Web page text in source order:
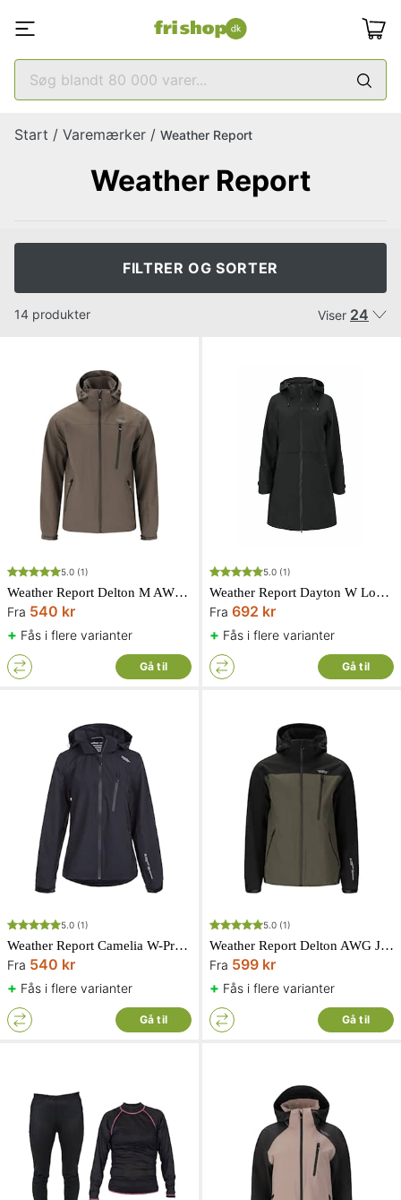
Start / Varemærker / Weather Report
Weather Report
FILTRER OG SORTER
14 produkter Viser 24
5.0 (1)
Weather Report Delton M AWG Jakke W-Pro 15000 Herre Grågrøn
Fra 540 kr
+ Fås i flere varianter
Gå til
5.0 (1)
Weather Report Dayton W Long AWG Stretch Jakke W-PRO 15000 Sort
Fra 692 kr
+ Fås i flere varianter
Gå til
5.0 (1)
Weather Report Camelia W-Pro Regnfrakke Dame Sort
Fra 540 kr
+ Fås i flere varianter
Gå til
5.0 (1)
Weather Report Delton AWG Jakke W-Pro 15000 Herre Sort/Grå Grøn
Fra 599 kr
+ Fås i flere varianter
Gå til